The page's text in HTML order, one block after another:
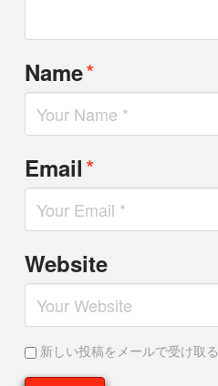
Name*
Email*
Website
新しい投稿をメールで受け取る